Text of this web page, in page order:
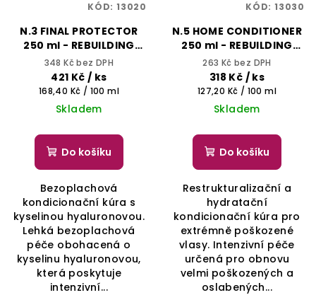
N.3 FINAL PROTECTOR
250 ml - REBUILDING
TREATMENT - SELECTIVE
PROFESSIONAL
348 Kč bez DPH
421 Kč/ ks
Měrná
cena:
168,40 Kč / 100 ml
Skladem
Do košíku
Bezoplachová
kondicionační kúra s
kyselinou hyaluronovou.
Lehká bezoplachová
péče obohacená o
kyselinu hyaluronovou,
která poskytuje
intenzivní...
KÓD: 13020
N.5 HOME CONDITIONER
250 ml - REBUILDING
TREATMENT - SELECTIVE
PROFESSIONAL
263 Kč bez DPH
318 Kč / ks
Měrná
cena:
127,20 Kč / 100 ml
Skladem
Do košíku
Restrukturalizační a
hydratační
kondicionační kúra pro
extrémně poškozené
vlasy. Intenzivní péče
určená pro obnovu
velmi poškozených a
oslabených...
KÓD: 13030